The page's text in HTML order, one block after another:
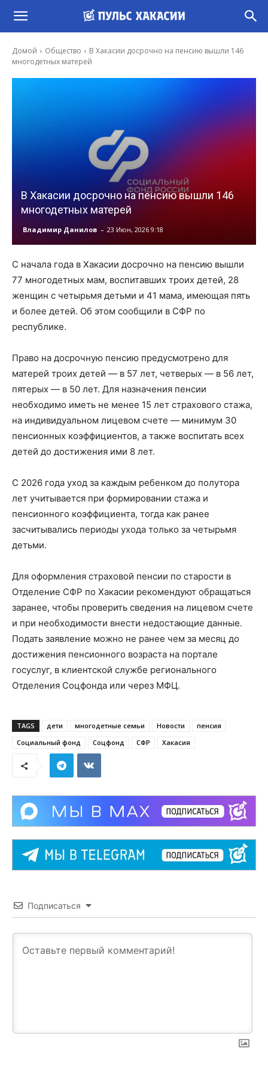
Домой Общество
В Хакасии досрочно на пенсию вышли 146
многодетных матерей
В Хакасии досрочно на пенсию вышли 146
многодетных матерей
Владимир Данилов - 23 Июн, 2026 9:18
С начала года в Хакасии досрочно на пенсию вышли
77 многодетных мам, воспитавших троих детей, 28
женщин с четырьмя детьми и 41 мама, имеющая пять
и более детей. Об этом сообщили в СФР по
республике.
Право на досрочную пенсию предусмотрено для
матерей троих детей — в 57 лет, четверых — в 56 лет,
пятерых — в 50 лет. Для назначения пенсии
необходимо иметь не менее 15 лет страхового стажа,
на индивидуальном лицевом счете — минимум 30
пенсионных коэффициентов, а также воспитать всех
детей до достижения ими 8 лет.
С 2026 года уход за каждым ребенком до полутора
лет учитывается при формировании стажа и
пенсионного коэффициента, тогда как ранее
засчитывались периоды ухода только за четырьмя
детьми.
Для оформления страховой пенсии по старости в
Отделение СФР по Хакасии рекомендуют обращаться
заранее, чтобы проверить сведения на лицевом счете
и при необходимости внести недостающие данные.
Подать заявление можно не ранее чем за месяц до
достижения пенсионного возраста на портале
госуслуг, в клиентской службе регионального
Отделения Соцфонда или через МФЦ.
TAGS дети многодетные семьи Новости
пенсия
Социальный фонд
Соцфонд СФР Хакасия
Подписаться